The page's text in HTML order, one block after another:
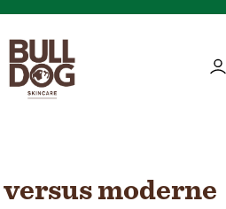
Skincaremoderne